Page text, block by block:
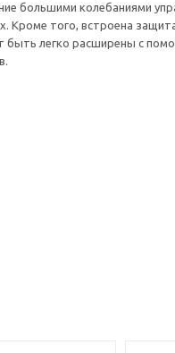
большими колебаниями
Кроме того, встроена
быть легко расширены с